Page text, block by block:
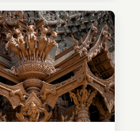
son mucho más
ellas se encuentra
que ofrece una
viaje completamente